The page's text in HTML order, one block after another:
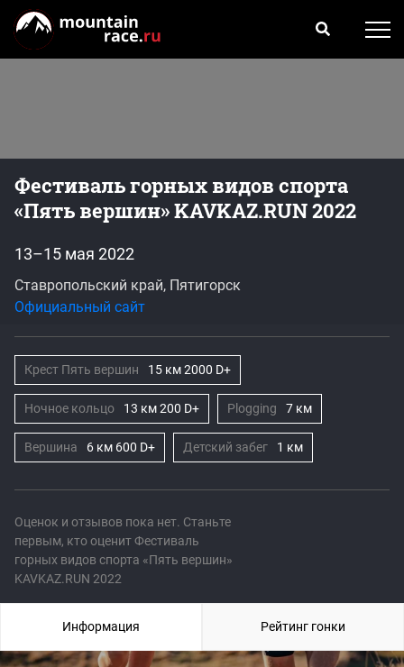
Фестиваль горных видов спорта
«Пять вершин» KAVKAZ.RUN 2022
Оценок и отзывов пока нет. Станьте
первым, кто оценит Фестиваль
горных видов спорта «Пять вершин»
KAVKAZ.RUN 2022
13–15 мая 2022
Ставропольский край, Пятигорск
Официальный сайт
Крест Пять вершин 15 км 2000 D+
Ночное кольцо 13 км 200 D+ Plogging 7 км
Вершина 6 км 600 D+ Детский забег 1 км
Информация Рейтинг гонки